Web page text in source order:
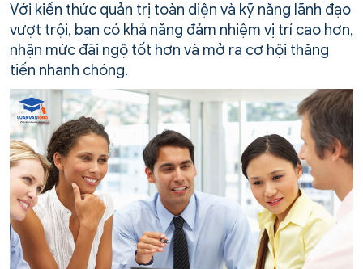
Với kiến thức quản trị toàn diện và kỹ năng lãnh đạo
vượt trội, bạn có khả năng đảm nhiệm vị trí cao hơn,
nhận mức đãi ngộ tốt hơn và mở ra cơ hội thăng
tiến nhanh chóng.